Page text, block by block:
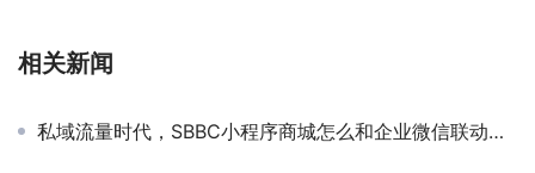
相关新闻
私域流量时代，SBBC小程序商城怎么和企业微信联动运营